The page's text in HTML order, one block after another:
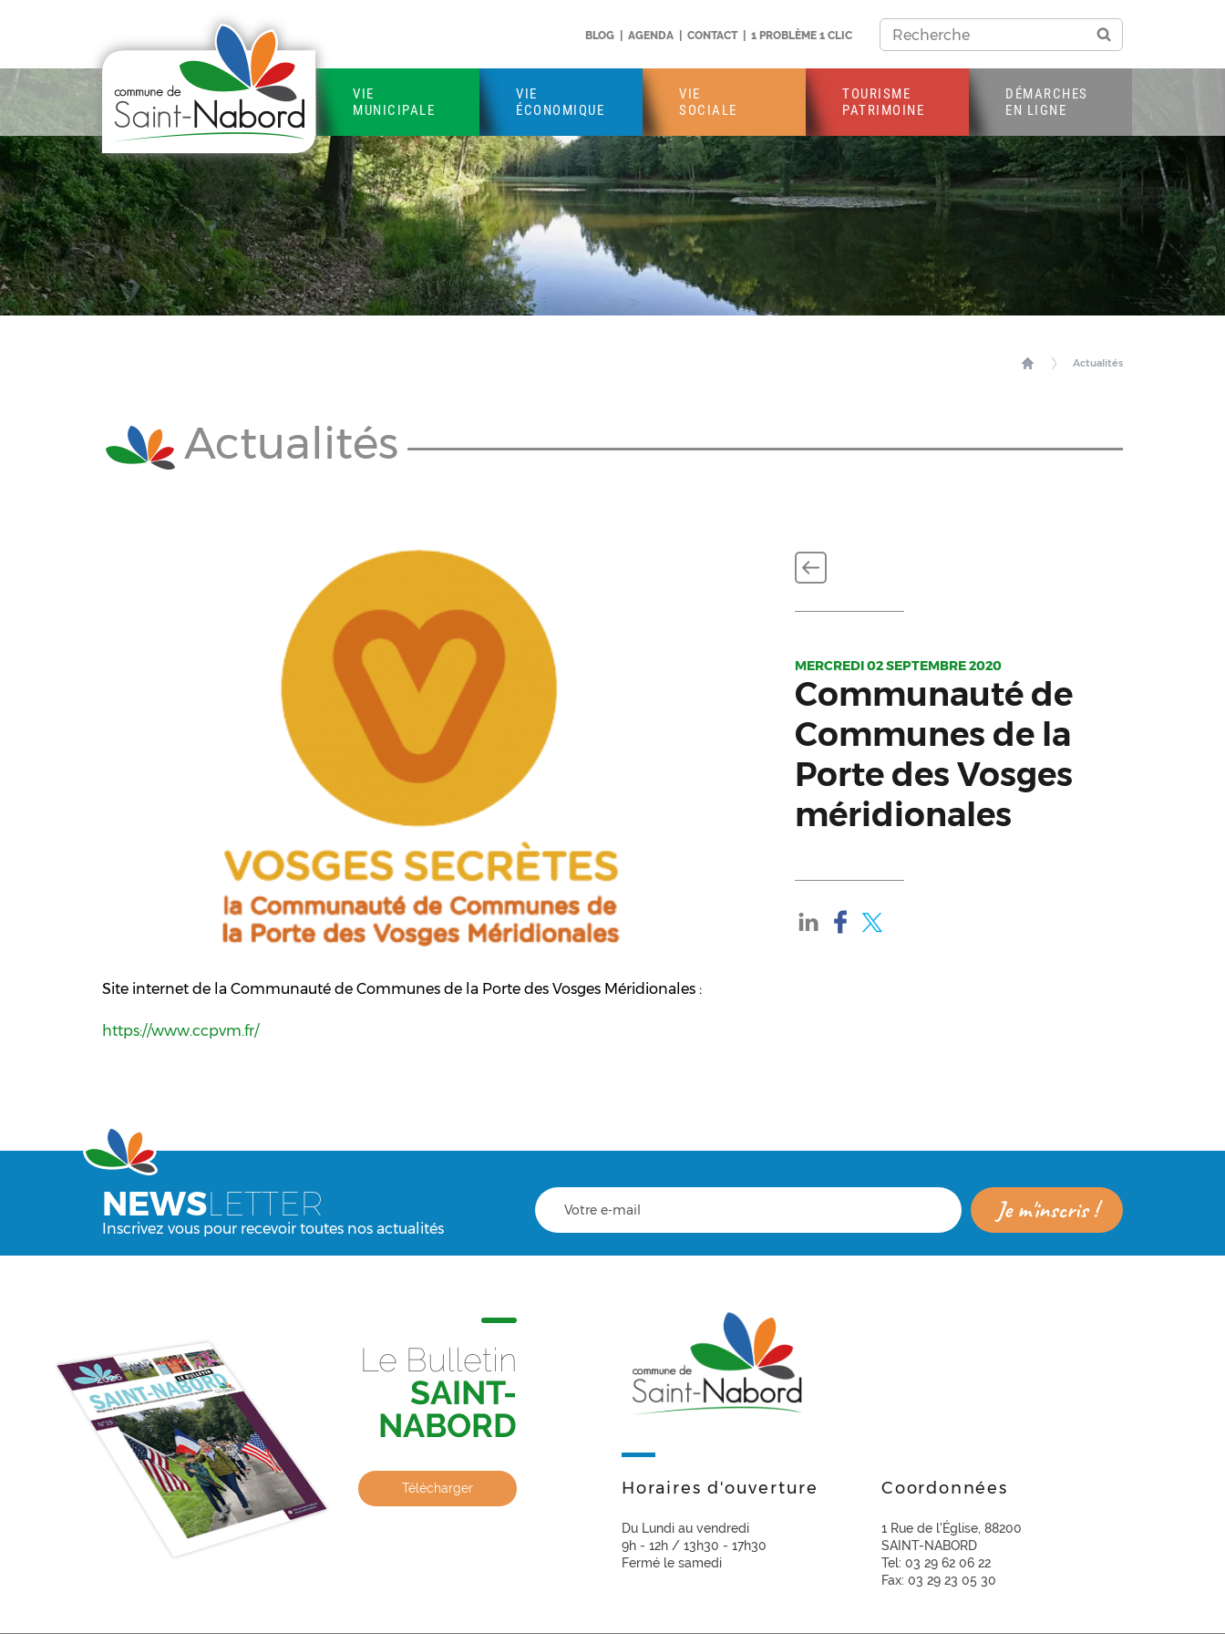
BLOG AGENDA CONTACT 1 PROBLÈME 1 CLIC
VIE
MUNICIPALE
VIE
ÉCONOMIQUE
VIE
SOCIALE
TOURISME
PATRIMOINE
DÉMARCHES
EN LIGNE
Actualités
Actualités
MERCREDI 02 SEPTEMBRE 2020
Communauté de
Communes de la
Porte des Vosges
méridionales
Site internet de la Communauté de Communes de la Porte des Vosges Méridionales :
https://www.ccpvm.fr/
NEWSLETTER
Inscrivez vous pour recevoir toutes nos actualités
Le Bulletin
SAINT-
NABORD
Télécharger Horaires d'ouverture
Du Lundi au vendredi
9h - 12h / 13h30 - 17h30
Fermé le samedi
Coordonnées
1 Rue de l'Église, 88200
SAINT-NABORD
Tel: 03 29 62 06 22
Fax: 03 29 23 05 30